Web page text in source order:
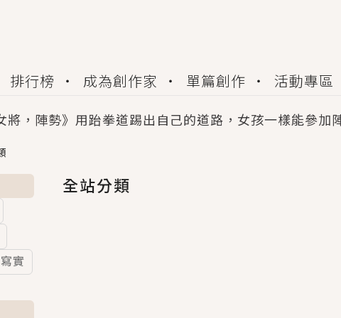
排行榜 成為創作家 單篇創作 活動專區
將，陣勢》用跆拳道踢出自己的道路，女孩一樣能參加
文小說創作首選！有機會獲得豐富廣宣資源、專屬服務
《離婚你提的，二婚嫁大佬，你哭什麼？》追妻火葬
檬與重疊世界》炎熱的夏日、檸檬的香氣、互相愛慕的
毒》救命！特殊費洛蒙體質世界觀，無法抗拒的吸引
｜《陰陽鬼店》上班族買了房子模型，但現實中買下的
行員》每個人心中都有一個連自己也無法改變的永恆，
寫實
全站分類